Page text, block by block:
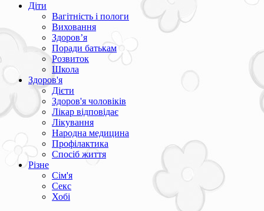
Діти
Вагітність і пологи
Виховання
Здоров’я
Поради батькам
Розвиток
Школа
Здоров'я
Дієти
Здоров'я чоловіків
Лікар відповідає
Лікування
Народна медицина
Профілактика
Спосіб життя
Різне
Сім'я
Секс
Хобі